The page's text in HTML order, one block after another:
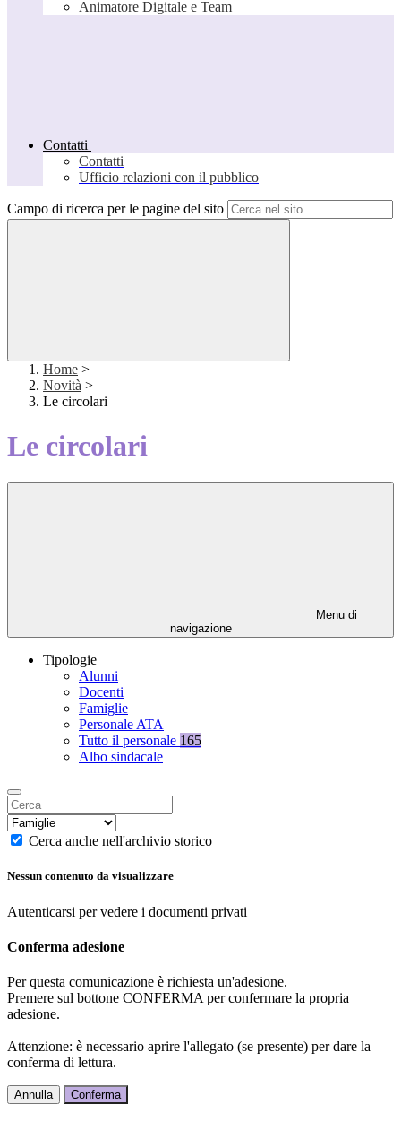
Animatore Digitale e Team
Contatti
Contatti
Ufficio relazioni con il pubblico
Campo di ricerca per le pagine del sito
Home >
Novità >
Le circolari
Le circolari
Menu di
navigazione
Tipologie
Alunni
Docenti
Famiglie
Personale ATA
Tutto il personale 165
Albo sindacale
Cerca anche nell'archivio storico
Nessun contenuto da visualizzare
Autenticarsi per vedere i documenti privati
Conferma adesione
Per questa comunicazione è richiesta un'adesione.
Premere sul bottone CONFERMA per confermare la propria
adesione.
Attenzione: è necessario aprire l'allegato (se presente) per dare la
conferma di lettura.
Annulla Conferma